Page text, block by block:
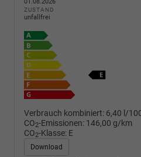
01.08.2026
ZUSTAND
unfallfrei
Verbrauch kombiniert: 6,40 l/
CO2-Emissionen: 146,00 g/km
CO2-Klasse: E
Download